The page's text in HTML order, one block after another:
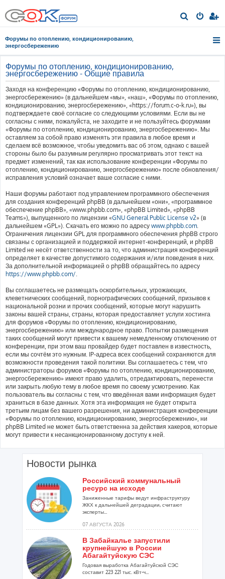
о
Форумы по отоплению, кондиционированию,
энергосбережению
Форумы по отоплению, кондиционированию,
энергосбережению - Общие правила
Заходя на конференцию «Форумы по отоплению, кондиционированию,
энергосбережению» (в дальнейшем «мы», «наш», «Форумы по отоплению,
кондиционированию, энергосбережению», «https://forum.c-o-k.ru»), вы
подтверждаете своё согласие со следующими условиями. Если вы не
согласны с ними, пожалуйста, не заходите и не пользуйтесь форумами
«Форумы по отоплению, кондиционированию, энергосбережению». Мы
оставляем за собой право изменять эти правила в любое время и
сделаем всё возможное, чтобы уведомить вас об этом, однако с вашей
стороны было бы разумным регулярно просматривать этот текст на
предмет изменений, так как использование конференции «Форумы по
отоплению, кондиционированию, энергосбережению» после обновления/
исправления условий означает ваше согласие с ними.
Наши форумы работают под управлением программного обеспечения
для создания конференций phpBB (в дальнейшем «они», «программное
обеспечение phpBB», «www.phpbb.com», «phpBB Limited», «phpBB
Teams»), выпущенного по лицензии «GNU General Public License v2» (в
дальнейшем «GPL»). Скачать его можно по адресу www.phpbb.com.
Ограничения лицензии GPL для программного обеспечения phpBB строго
связаны с организацией и поддержкой интернет-конференций, и phpBB
Limited не несёт ответственности за то, что администрация конференций
определяет в качестве допустимого содержания и/или поведения в них.
За дополнительной информацией о phpBB обращайтесь по адресу
https://www.phpbb.com/.
Вы соглашаетесь не размещать оскорбительных, угрожающих,
клеветнических сообщений, порнографических сообщений, призывов к
национальной розни и прочих сообщений, которые могут нарушить
законы вашей страны, страны, которая предоставляет услуги хостинга
для форумов «Форумы по отоплению, кондиционированию,
энергосбережению» или международное право. Попытки размещения
таких сообщений могут привести к вашему немедленному отключению от
конференции, при этом ваш провайдер будет поставлен в известность,
если мы сочтём это нужным. IP-адреса всех сообщений сохраняются для
возможности проведения такой политики. Вы соглашаетесь с тем, что
администраторы форумов «Форумы по отоплению, кондиционированию,
энергосбережению» имеют право удалить, отредактировать, перенести
или закрыть любую тему в любое время по своему усмотрению. Как
пользователь вы согласны с тем, что введённая вами информация будет
храниться в базе данных. Хотя эта информация не будет открыта
третьим лицам без вашего разрешения, ни администрация конференции
«Форумы по отоплению, кондиционированию, энергосбережению», ни
phpBB Limited не может быть ответственна за действия хакеров, которые
могут привести к несанкционированному доступу к ней.
Новости рынка
Российский коммунальный
ресурс на исходе
Заниженные тарифы ведут инфраструктуру
ЖКХ к дальнейшей деградации, считают
эксперты...
07 АВГУСТА 2026
В Забайкалье запустили
крупнейшую в России
Абагайтуйскую СЭС
Годовая выработка Абагайтуйской СЭС
составит 223 221 тыс. кВт-ч...